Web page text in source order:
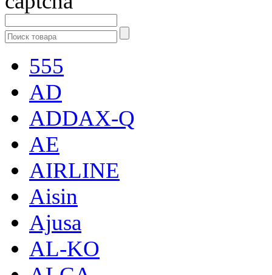
555
AD
ADDAX-Q
AE
AIRLINE
Aisin
Ajusa
AL-KO